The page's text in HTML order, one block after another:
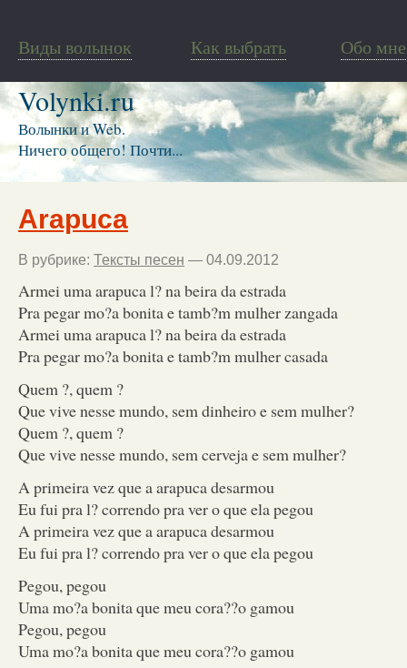
Виды волынок Как выбрать Обо мне
Volynki.ru
Волынки и Web.
Ничего общего! Почти...
Arapuca
В рубрике: Тексты песен — 04.09.2012
Armei uma arapuca l? na beira da estrada
Pra pegar mo?a bonita e tamb?m mulher zangada
Armei uma arapuca l? na beira da estrada
Pra pegar mo?a bonita e tamb?m mulher casada
Quem ?, quem ?
Que vive nesse mundo, sem dinheiro e sem mulher?
Quem ?, quem ?
Que vive nesse mundo, sem cerveja e sem mulher?
A primeira vez que a arapuca desarmou
Eu fui pra l? correndo pra ver o que ela pegou
A primeira vez que a arapuca desarmou
Eu fui pra l? correndo pra ver o que ela pegou
Pegou, pegou
Uma mo?a bonita que meu cora??o gamou
Pegou, pegou
Uma mo?a bonita que meu cora??o gamou